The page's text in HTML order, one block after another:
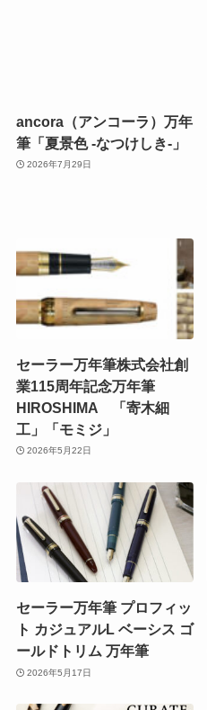
ancora（アンコーラ）万年
筆「夏景色 -なつけしき-」
2026年7月29日
セーラー万年筆株式会社創
業115周年記念万年筆
HIROSHIMA 「寄木細
工」「モミジ」
2026年5月22日
セーラー万年筆 プロフィッ
ト カジュアルL ベーシス ゴ
ールドトリム 万年筆
2026年5月17日